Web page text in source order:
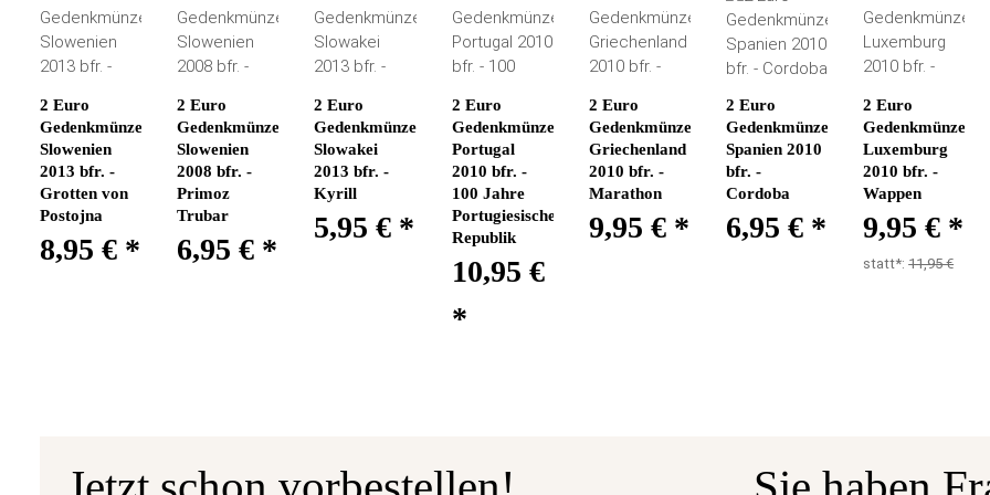
2 Euro
Gedenkmünze
Slowenien
2013 bfr. -
Grotten von
Postojna
8,95 € *
2 Euro
Gedenkmünze
Slowenien
2008 bfr. -
Primoz
Trubar
6,95 € *
2 Euro
Gedenkmünze
Slowakei
2013 bfr. -
Kyrill
5,95 € *
2 Euro
Gedenkmünze
Portugal
2010 bfr. -
100 Jahre
Portugiesische
Republik
10,95 €
*
2 Euro
Gedenkmünze
Griechenland
2010 bfr. -
Marathon
9,95 € *
2 Euro
Gedenkmünze
Spanien 2010
bfr. -
Cordoba
6,95 € *
2 Euro
Gedenkmünze
Luxemburg
2010 bfr. -
Wappen
9,95 € *
statt*:11,95 €